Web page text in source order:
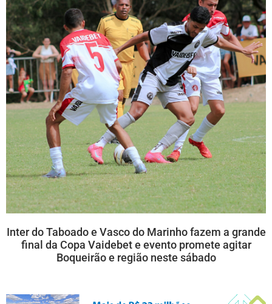
Inter do Taboado e Vasco do Marinho fazem a grande
final da Copa Vaidebet e evento promete agitar
Boqueirão e região neste sábado